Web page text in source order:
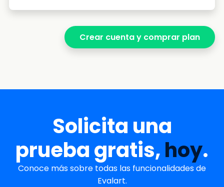
Solicita una
prueba gratis,hoy.
Conoce más sobre todas las funcionalidades de
Evalart.